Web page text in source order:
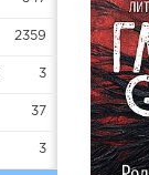
2359
3
37
3